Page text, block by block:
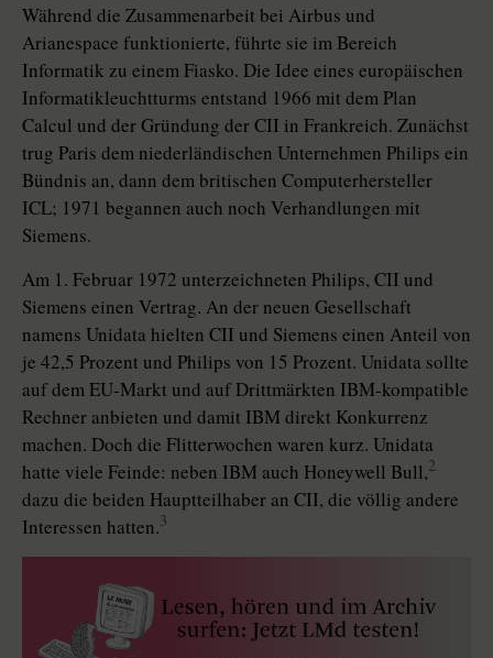
Während die Zusammenarbeit bei Airbus und
Arianespace funktionierte, führte sie im Bereich
Informatik zu einem Fiasko. Die Idee eines europäischen
Informatikleuchtturms entstand 1966 mit dem Plan
Calcul und der Gründung der CII in Frankreich. Zunächst
trug Paris dem niederländischen Unternehmen Philips ein
Bündnis an, dann dem britischen Computerhersteller
ICL; 1971 begannen auch noch Verhandlungen mit
Siemens.
Am 1. Februar 1972 unterzeichneten Philips, CII und
Siemens einen Vertrag. An der neuen Gesellschaft
namens Unidata hielten CII und Siemens einen Anteil von
je 42,5 Prozent und Philips von 15 Prozent. Unidata sollte
auf dem EU-Markt und auf Drittmärkten IBM-kompatible
Rechner anbieten und damit IBM direkt Konkurrenz
machen. Doch die Flitterwochen waren kurz. Unidata
hatte viele Feinde: neben IBM auch Honeywell Bull,2
dazu die beiden Hauptteilhaber an CII, die völlig andere
Interessen hatten.3